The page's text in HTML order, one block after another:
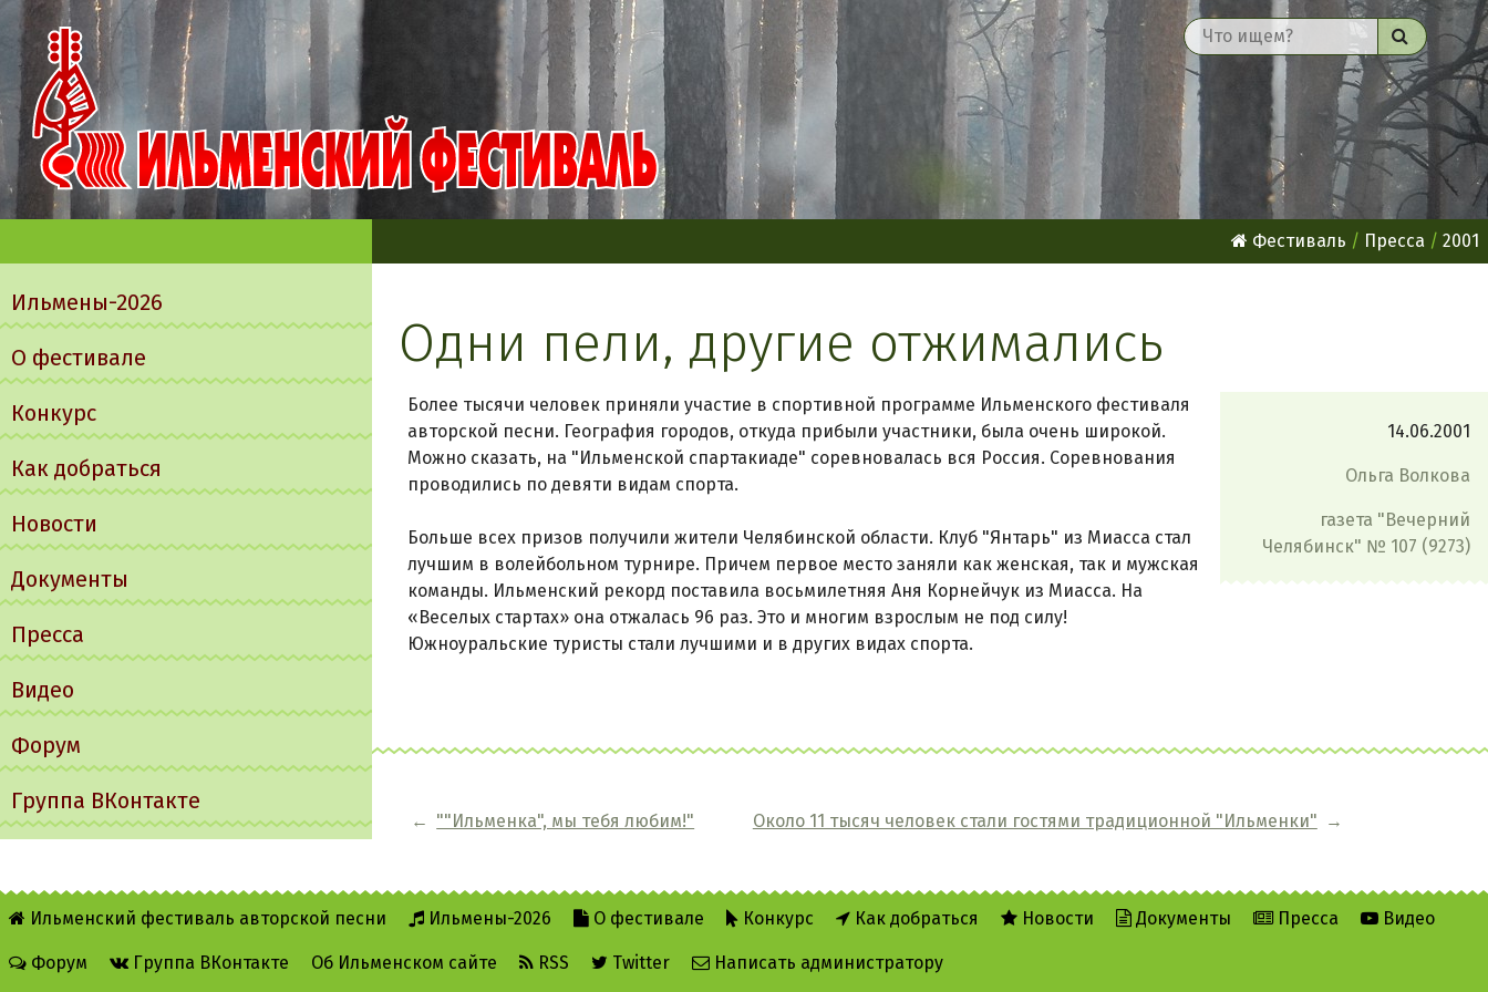
Найти
меню
Ильмены-2026
О фестивале
Конкурс
Как добраться
Новости
Документы
Пресса
Видео
Форум
Группа ВКонтакте
Фестиваль Пресса 2001
Одни пели, другие отжимались
14.06.2001
Ольга Волкова
газета "Вечерний
Челябинск" № 107 (9273)
Более тысячи человек приняли участие в спортивной программе Ильменского фестиваля
авторской песни. География городов, откуда прибыли участники, была очень широкой.
Можно сказать, на "Ильменской спартакиаде" соревновалась вся Россия. Соревнования
проводились по девяти видам спорта.
Больше всех призов получили жители Челябинской области. Клуб "Янтарь" из Миасса стал
лучшим в волейбольном турнире. Причем первое место заняли как женская, так и мужская
команды. Ильменский рекорд поставила восьмилетняя Аня Корнейчук из Миасса. На
«Веселых стартах» она отжалась 96 раз. Это и многим взрослым не под силу!
Южноуральские туристы стали лучшими и в других видах спорта.
← ""Ильменка", мы тебя любим!" Около 11 тысяч человек стали гостями традиционной "Ильменки" →
Ильменский фестиваль авторской песни Ильмены-2026 О фестивале Конкурс Как добраться Новости Документы Пресса Видео
Форум Группа ВКонтакте Об Ильменском сайте RSS Twitter Написать администратору